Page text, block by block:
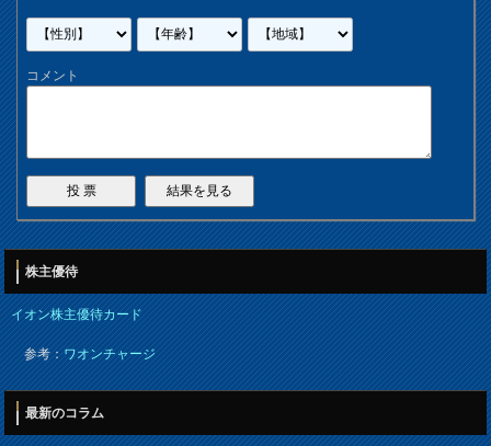
コメント
株主優待
イオン株主優待カード
参考：ワオンチャージ
最新のコラム